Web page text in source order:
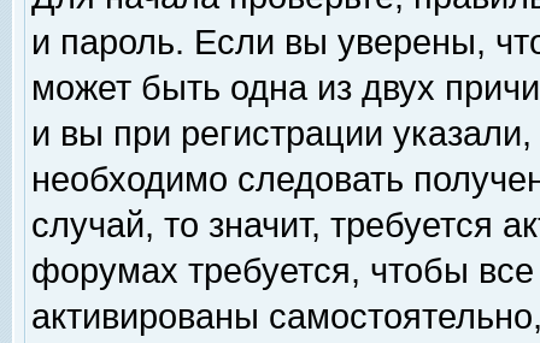
и пароль. Если вы уверены,
может быть одна из двух
и вы при регистрации
необходимо следовать
случай, то значит, требуется
форумах требуется, чтобы
активированы